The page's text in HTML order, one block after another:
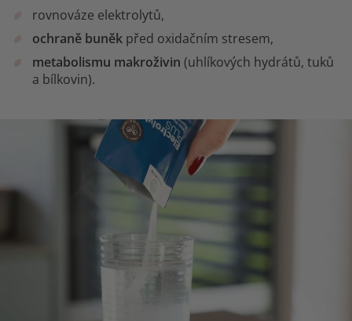
rovnováze elektrolytů,
ochraně buněk před oxidačním stresem,
metabolismu makroživin (uhlíkových hydrátů, tuků
a bílkovin).